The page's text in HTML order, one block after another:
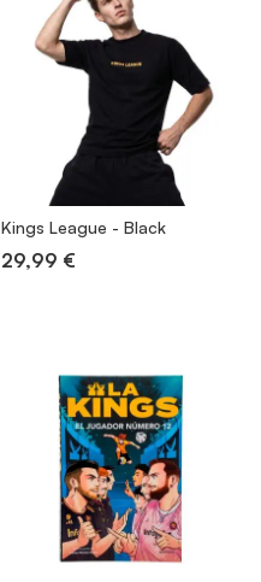
Kings League - Black
29,99 €